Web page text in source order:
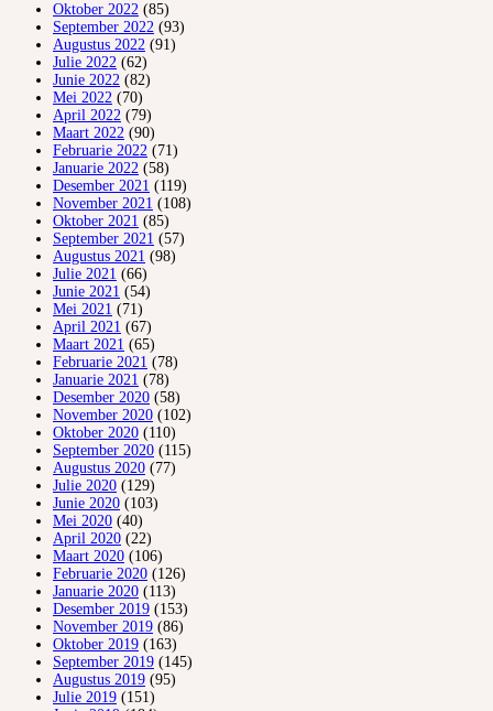
Oktober 2022 (85)
September 2022 (93)
Augustus 2022 (91)
Julie 2022 (62)
Junie 2022 (82)
Mei 2022 (70)
April 2022 (79)
Maart 2022 (90)
Februarie 2022 (71)
Januarie 2022 (58)
Desember 2021 (119)
November 2021 (108)
Oktober 2021 (85)
September 2021 (57)
Augustus 2021 (98)
Julie 2021 (66)
Junie 2021 (54)
Mei 2021 (71)
April 2021 (67)
Maart 2021 (65)
Februarie 2021 (78)
Januarie 2021 (78)
Desember 2020 (58)
November 2020 (102)
Oktober 2020 (110)
September 2020 (115)
Augustus 2020 (77)
Julie 2020 (129)
Junie 2020 (103)
Mei 2020 (40)
April 2020 (22)
Maart 2020 (106)
Februarie 2020 (126)
Januarie 2020 (113)
Desember 2019 (153)
November 2019 (86)
Oktober 2019 (163)
September 2019 (145)
Augustus 2019 (95)
Julie 2019 (151)